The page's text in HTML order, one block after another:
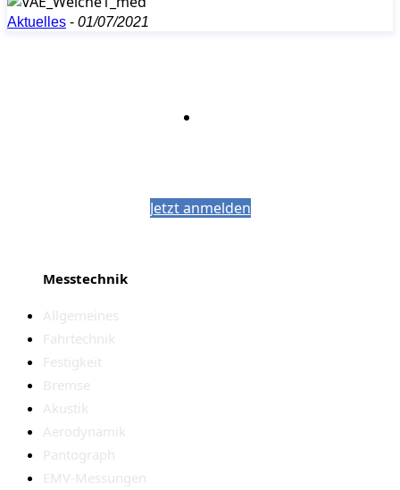
Aktuelles - 01/07/2021
Jetzt anmelden
Messtechnik
Allgemeines
Fahrtechnik
Festigkeit
Bremse
Akustik
Aerodynamik
Pantograph
EMV-Messungen